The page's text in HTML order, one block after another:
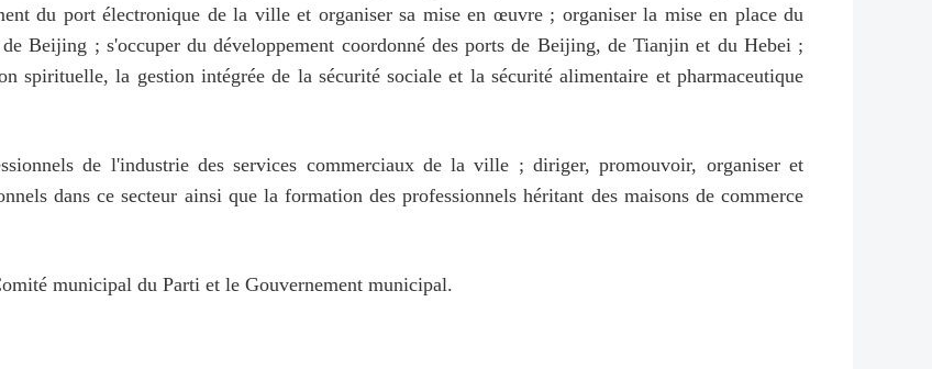
du port électronique de la ville et organiser sa mise en œuvre ; organiser la mise en place du
Beijing ; s'occuper du développement coordonné des ports de Beijing, de Tianjin et du Hebei ;
spirituelle, la gestion intégrée de la sécurité sociale et la sécurité alimentaire et pharmaceutique
de l'industrie des services commerciaux de la ville ; diriger, promouvoir, organiser et
dans ce secteur ainsi que la formation des professionnels héritant des maisons de commerce
municipal du Parti et le Gouvernement municipal.